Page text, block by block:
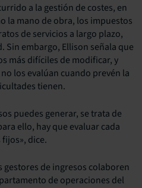
a la gestión de costes, en
la mano de obra, los impuestos
de servicios a largo plazo,
embargo, Ellison señala que
más difíciles de modificar, y
los evalúan cuando prevén la
tienen.
puedes generar, se trata de
ello, hay que evaluar cada
dice.
gestores de ingresos colaboren
de operaciones del